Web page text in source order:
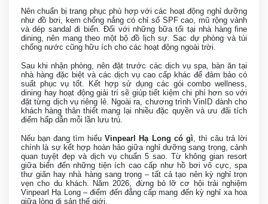
Nên chuẩn bị trang phục phù hợp với các hoạt động nghỉ dưỡng
như đồ bơi, kem chống nắng có chỉ số SPF cao, mũ rộng vành
và dép sandal đi biển. Đối với những bữa tối tại nhà hàng fine
dining, nên mang theo một bộ đồ lịch sự. Sạc dự phòng và túi
chống nước cũng hữu ích cho các hoạt động ngoài trời.
Sau khi nhận phòng, nên đặt trước các dịch vụ spa, bàn ăn tại
nhà hàng đặc biệt và các dịch vụ cao cấp khác để đảm bảo có
suất phục vụ tốt. Kết hợp sử dụng các gói combo wellness,
dining hay hoạt động giải trí sẽ giúp tiết kiệm chi phí hơn so với
đặt từng dịch vụ riêng lẻ. Ngoài ra, chương trình VinID dành cho
khách hàng thân thiết mang lại nhiều đặc quyền và ưu đãi tích
điểm hấp dẫn mỗi lần lưu trú.
Nếu bạn đang tìm hiểuVinpearl Hạ Long có gì, thì câu trả lời
chính là sự kết hợp hoàn hảo giữa nghỉ dưỡng sang trọng, cảnh
quan tuyệt đẹp và dịch vụ chuẩn 5 sao. Từ không gian resort
giữa biển đến những tiện ích cao cấp như hồ bơi vô cực, spa
thư giãn hay nhà hàng sang trọng – tất cả tạo nên kỳ nghỉ trọn
vẹn cho du khách. Năm 2026, đừng bỏ lỡ cơ hội trải nghiệm
Vinpearl Hạ Long – điểm đến đẳng cấp mang đến kỳ nghỉ xa hoa
giữa lòng di sản thế giới.